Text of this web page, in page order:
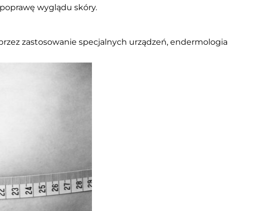
wyglądu skóry.
zastosowanie specjalnych urządzeń, endermologia